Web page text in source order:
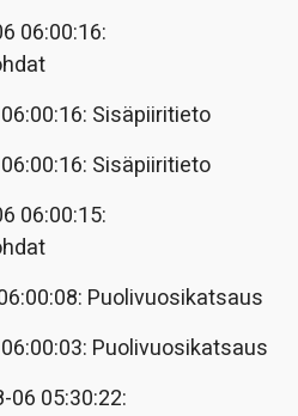
06:00:16:
Sisäpiiritieto
Sisäpiiritieto
06:00:15:
Puolivuosikatsaus
Puolivuosikatsaus
06 05:30:22: